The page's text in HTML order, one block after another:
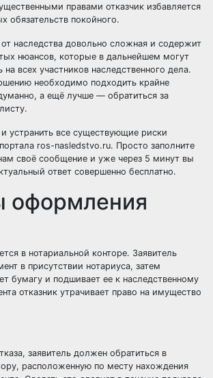
правами отказчик избавляется
обязательств покойного.
наследства довольно сложная и содержит
нюансов, которые в дальнейшем могут
на всех участников наследственного дела.
необходимо подходить крайне
а ещё лучше — обратиться за
устранить все существующие риски
ros-nasledstvo.ru. Просто заполните
своё сообщение и уже через 5 минут вы
ответ совершенно бесплатно.
оформления
в нотариальной конторе. Заявитель
в присутствии нотариуса, затем
бумагу и подшивает ее к наследственному
отказник утрачивает право на имущество
заявитель должен обратиться в
расположенную по месту нахождения